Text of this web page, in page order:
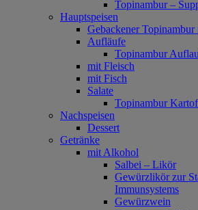
Topinambur –
Hauptspeisen
Gebackener Topinambur
Aufläufe
Topinambur
mit Fleisch
mit Fisch
Salate
Topinambur
Nachspeisen
Dessert
Getränke
mit Alkohol
Salbei – Likör
Gewürzlikör zur
Immunsystems
Gewürzwein